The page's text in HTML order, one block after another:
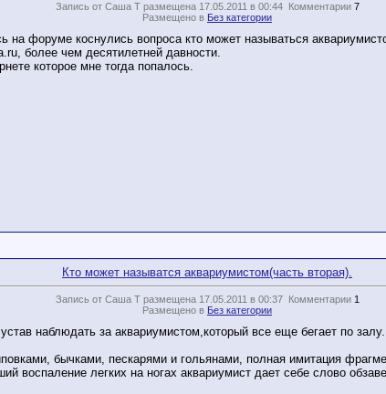
Запись от Саша Т размещена 17.05.2011 в 00:44 Комментарии7
Размещено в Без категории
на форуме коснулись вопроса кто может называться
более чем десятилетней давности.
которое мне тогда попалось.
Кто может называтся аквариумистом(часть вторая).
Запись от Саша Т размещена 17.05.2011 в 00:37 Комментарии1
Размещено в Без категории
наблюдать за аквариумистом,который все еще бегает по
бычками, пескарями и гольянами, полная имитация
воспаление легких на ногах аквариумист дает себе слово